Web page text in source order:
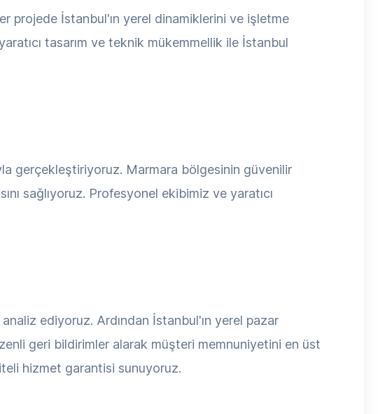
projede İstanbul'ın yerel dinamiklerini ve işletme
tasarım ve teknik mükemmellik ile İstanbul
gerçekleştiriyoruz. Marmara bölgesinin güvenilir
sağlıyoruz. Profesyonel ekibimiz ve yaratıcı
ediyoruz. Ardından İstanbul'ın yerel pazar
geri bildirimler alarak müşteri memnuniyetini en üst
hizmet garantisi sunuyoruz.